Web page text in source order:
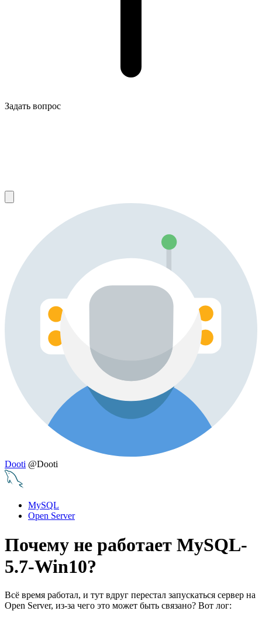
Задать вопрос
Dooti @Dooti
MySQL
Open Server
Почему не работает MySQL-
5.7-Win10?
Всё время работал, и тут вдруг перестал запускаться сервер на
Open Server, из-за чего это может быть связано? Вот лог: